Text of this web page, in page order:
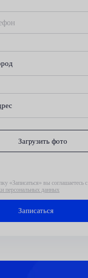
Загрузить фото
«Записаться» вы соглашаетесь с
персональных данных